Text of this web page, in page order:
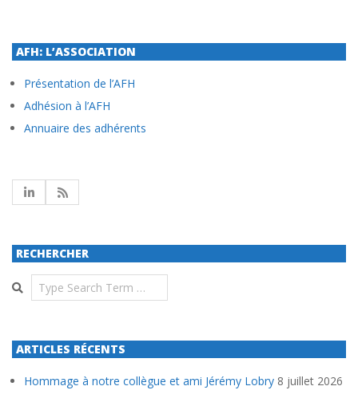
AFH: L’ASSOCIATION
Présentation de l’AFH
Adhésion à l’AFH
Annuaire des adhérents
RECHERCHER
Search
ARTICLES RÉCENTS
Hommage à notre collègue et ami Jérémy Lobry 8 juillet 2026